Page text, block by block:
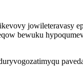
jowileteravasy
bewuku